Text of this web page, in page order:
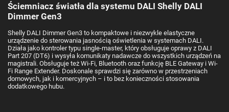
Ściemniacz światła dla systemu DALI Shelly DALI
Dimmer Gen3
Shelly DALI Dimmer Gen3 to kompaktowe i niezwykle elastyczne
urządzenie do sterowania jasnością oświetlenia w systemach DALI.
Działa jako kontroler typu single-master, który obsługuje oprawy z DALI
Part 207 (DT6) i wysyła komunikaty nadawcze do wszystkich urządzeń na
magistrali. Obsługuje też Wi-Fi, Bluetooth oraz funkcję BLE Gateway i Wi-
Fi Range Extender. Doskonale sprawdzi się zarówno w przestrzeniach
domowych, jak i komercyjnych – i to bez konieczności stosowania
dodatkowego hubu.